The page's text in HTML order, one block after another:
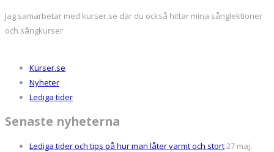
Jag samarbetar med kurser.se där du också hittar mina sånglektioner
och sångkurser
Kurser.se
Nyheter
Lediga tider
Senaste nyheterna
Lediga tider och tips på hur man låter varmt och stort27 maj,